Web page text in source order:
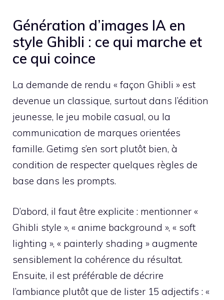
Génération d’images IA en
style Ghibli : ce qui marche et
ce qui coince
La demande de rendu « façon Ghibli » est
devenue un classique, surtout dans l’édition
jeunesse, le jeu mobile casual, ou la
communication de marques orientées
famille. Getimg s’en sort plutôt bien, à
condition de respecter quelques règles de
base dans les prompts.
D’abord, il faut être explicite : mentionner «
Ghibli style », « anime background », « soft
lighting », « painterly shading » augmente
sensiblement la cohérence du résultat.
Ensuite, il est préférable de décrire
l’ambiance plutôt que de lister 15 adjectifs : «